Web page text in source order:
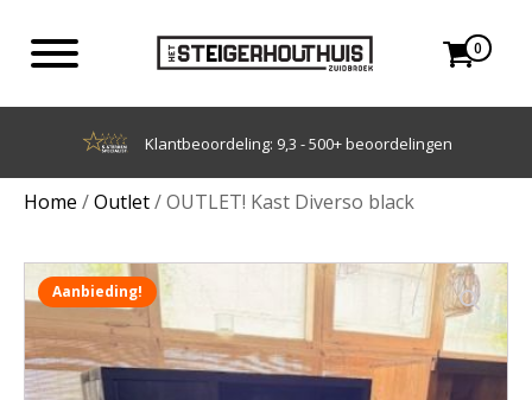
0
Achteraf betalen met Klarna
Home /Outlet/ OUTLET! Kast Diverso black
Aanbieding!